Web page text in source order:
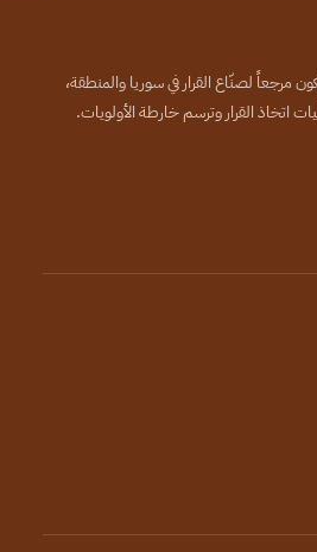
لصنّاع القرار في سوريا والمنطقة،
اتخاذ القرار وترسم خارطة الأولويات.